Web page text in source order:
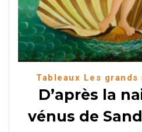
Tableaux Les
D’après la
vénus de